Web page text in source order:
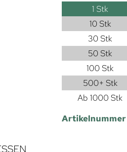
1 Stk
10 Stk
30 Stk
50 Stk
100 Stk
500+ Stk
Ab 1000 Stk
Artikelnummer